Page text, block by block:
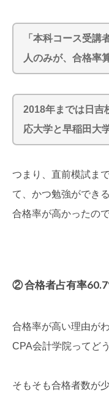
「本科コース受講
人のみが、合格率
2018年までは日吉
応大学と早稲田大
つまり、直前模試ま
て、かつ勉強ができ
合格率が高かったので
② 合格者占有率
合格率が高い理由が
CPA会計学院ってど
そもそも合格者数が